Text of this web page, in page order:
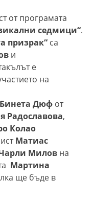
от програмата
седмици“.
призрак“ са
и
е
на
Дюф от
Радославова,
Колaо
Матиас
Милов на
Мартина
ще бъде в